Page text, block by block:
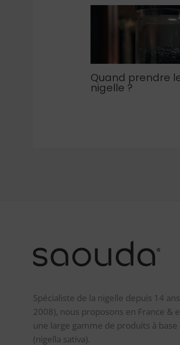
Quand prendre
nigelle ?
Spécialiste de la nigelle depuis 14
2008), nous proposons en France &
une large gamme de produits à base
(nigella sativa).